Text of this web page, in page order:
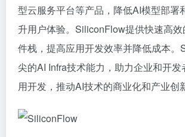
型云服务平台等产品，降低AI模型部署
升用户体验。SiliconFlow提供快速高
件栈，提高应用开发效率并降低成本。
尖的AI Infra技术能力，助力企业和开
用开发，推动AI技术的商业化和产业创